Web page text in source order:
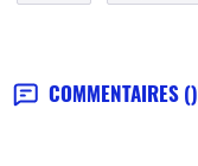
COMMENTAIRES ()